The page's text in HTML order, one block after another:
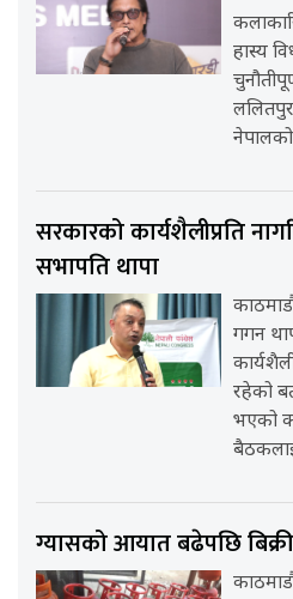
हास्य
सरकारको कार्यशैलीप्रति
सभापति थापा
गगन
रहेको
भएको
ग्यासको आयात बढेपछि